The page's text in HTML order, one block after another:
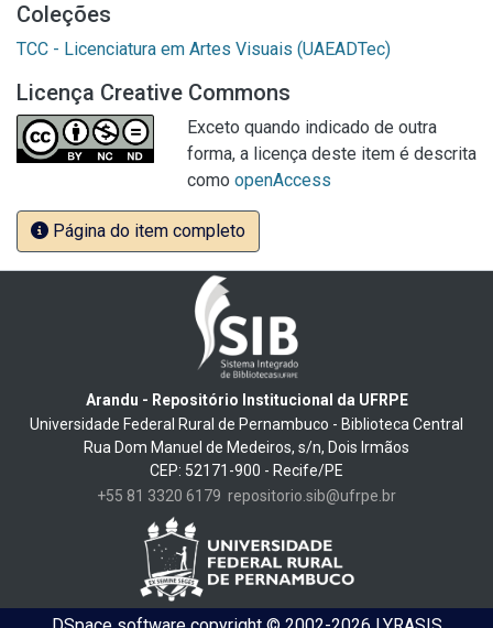
Coleções
TCC - Licenciatura em Artes Visuais (UAEADTec)
Licença Creative Commons
Exceto quando indicado de outra
forma, a licença deste item é descrita
como openAccess
Página do item completo
Arandu - Repositório Institucional da UFRPE
Universidade Federal Rural de Pernambuco - Biblioteca Central
Rua Dom Manuel de Medeiros, s/n, Dois Irmãos
CEP: 52171-900 - Recife/PE
+55 81 3320 6179 repositorio.sib@ufrpe.br